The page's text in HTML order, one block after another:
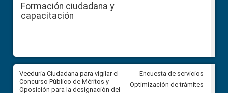
Formación ciudadana y
capacitación
Veeduría Ciudadana para vigilar el
Concurso Público de Méritos y
Oposición para la designación del
Veeduría Ciudadana para
construcción del asfaltado de
Encuesta de servicios
Optimización de trámites